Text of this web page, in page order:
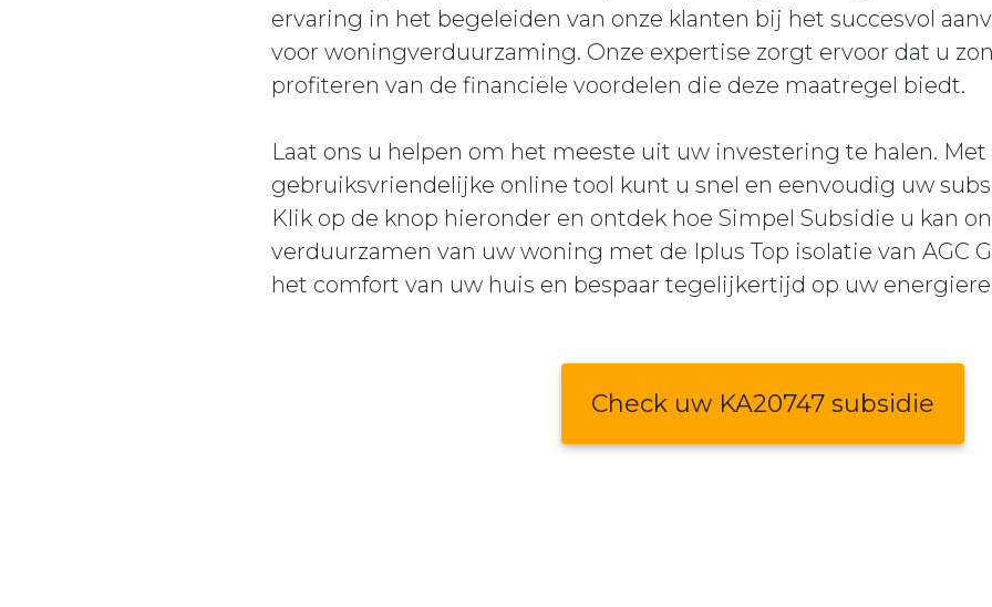
ervaring in het begeleiden van onze klanten bij het succesvol
voor woningverduurzaming. Onze expertise zorgt ervoor dat u
profiteren van de financiële voordelen die deze maatregel biedt.
Laat ons u helpen om het meeste uit uw investering te halen. Met
gebruiksvriendelijke online tool kunt u snel en eenvoudig uw
Klik op de knop hieronder en ontdek hoe Simpel Subsidie u kan
verduurzamen van uw woning met de Iplus Top isolatie van AGC
het comfort van uw huis en bespaar tegelijkertijd op uw
Check uw KA20747 subsidie